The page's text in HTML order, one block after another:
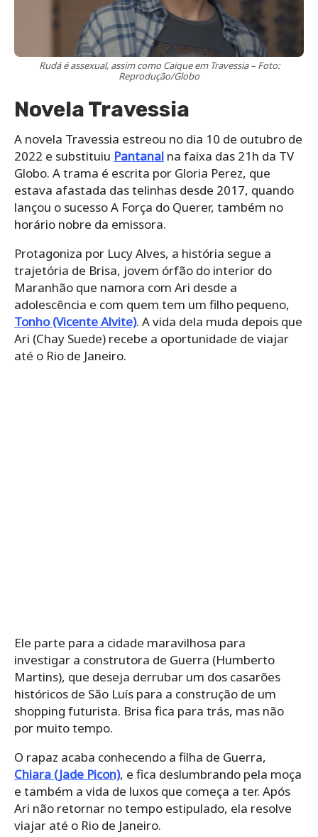
Rudá é assexual, assim como Caique em Travessia – Foto:
Reprodução/Globo
Novela Travessia
A novela Travessia estreou no dia 10 de outubro de
2022 e substituiu Pantanal na faixa das 21h da TV
Globo. A trama é escrita por Gloria Perez, que
estava afastada das telinhas desde 2017, quando
lançou o sucesso A Força do Querer, também no
horário nobre da emissora.
Protagoniza por Lucy Alves, a história segue a
trajetória de Brisa, jovem órfão do interior do
Maranhão que namora com Ari desde a
adolescência e com quem tem um filho pequeno,
Tonho (Vicente Alvite). A vida dela muda depois que
Ari (Chay Suede) recebe a oportunidade de viajar
até o Rio de Janeiro.
Ele parte para a cidade maravilhosa para
investigar a construtora de Guerra (Humberto
Martins), que deseja derrubar um dos casarões
históricos de São Luís para a construção de um
shopping futurista. Brisa fica para trás, mas não
por muito tempo.
O rapaz acaba conhecendo a filha de Guerra,
Chiara (Jade Picon), e fica deslumbrando pela moça
e também a vida de luxos que começa a ter. Após
Ari não retornar no tempo estipulado, ela resolve
viajar até o Rio de Janeiro.